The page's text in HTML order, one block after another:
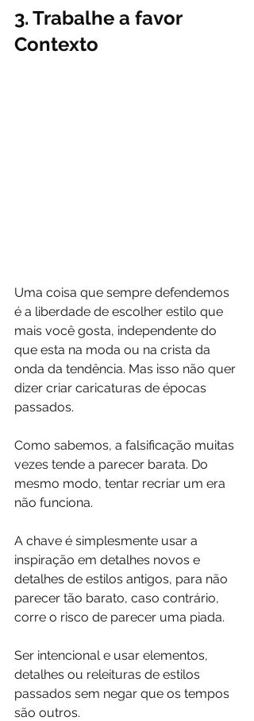
3. Trabalhe a favor
Contexto
Uma coisa que sempre defendemos
é a liberdade de escolher estilo que
mais você gosta, independente do
que esta na moda ou na crista da
onda da tendência. Mas isso não quer
dizer criar caricaturas de épocas
passados.
Como sabemos, a falsificação muitas
vezes tende a parecer barata. Do
mesmo modo, tentar recriar um era
não funciona.
A chave é simplesmente usar a
inspiração em detalhes novos e
detalhes de estilos antigos, para não
parecer tão barato, caso contrário,
corre o risco de parecer uma piada.
Ser intencional e usar elementos,
detalhes ou releituras de estilos
passados sem negar que os tempos
são outros.